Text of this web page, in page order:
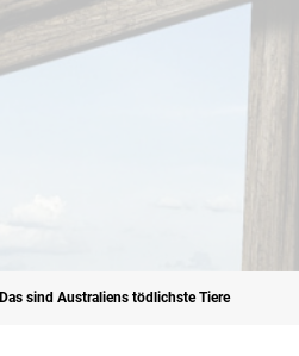
Das sind Australiens tödlichste Tiere